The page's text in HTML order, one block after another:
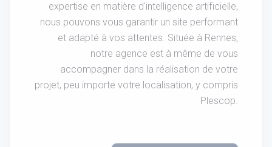
expertise en matière d'intelligence artificielle,
nous pouvons vous garantir un site performant
et adapté à vos attentes. Située à Rennes,
notre agence est à même de vous
accompagner dans la réalisation de votre
projet, peu importe votre localisation, y compris
Plescop.